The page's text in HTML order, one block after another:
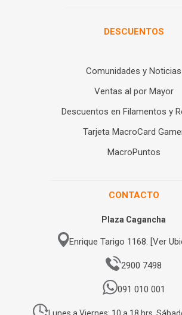
DESCUENTOS
Comunidades y Noticias
Ventas al por Mayor
Descuentos en Filamentos y
Tarjeta MacroCard
MacroPuntos
CONTACTO
Plaza Cagancha
Enrique Tarigo 1168. [Ver
2900 7498
091 010 001
Lunes a Viernes: 10 a 18 hrs.